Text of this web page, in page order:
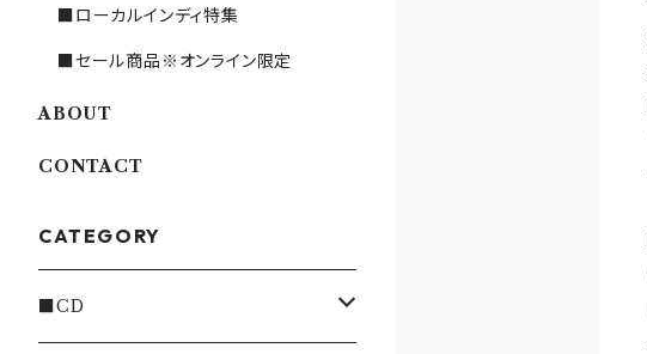
■ローカルインディ特集
■セール商品※オンライン限定
ABOUT
CONTACT
CATEGORY
■CD